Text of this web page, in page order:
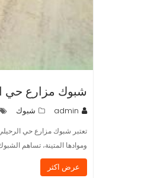
شبوك مزارع حي
admin شبوك
تعتبر شبوك مزارع حي
وموادها المتينة، تساهم
عرض اكثر